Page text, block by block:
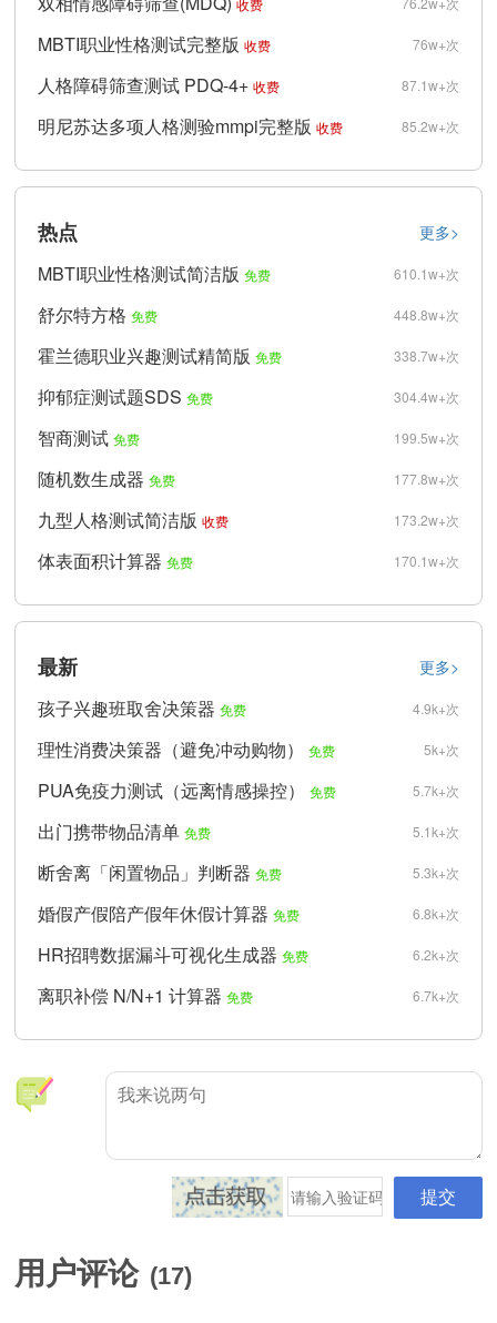
收费
76w+次
MBTI职业性格测试完整版 收费
87.1w+次
人格障碍筛查测试 PDQ-4+ 收费
85.2w+次
明尼苏达多项人格测验mmpi完整版 收费
更多>
热点
610.1w+次
MBTI职业性格测试简洁版 免费
448.8w+次
舒尔特方格 免费
338.7w+次
霍兰德职业兴趣测试精简版 免费
304.4w+次
抑郁症测试题SDS 免费
199.5w+次
智商测试 免费
177.8w+次
随机数生成器 免费
173.2w+次
九型人格测试简洁版 收费
170.1w+次
体表面积计算器 免费
更多>
最新
4.9k+次
孩子兴趣班取舍决策器 免费
5k+次
理性消费决策器（避免冲动购物） 免费
5.7k+次
PUA免疫力测试（远离情感操控） 免费
5.1k+次
出门携带物品清单 免费
5.3k+次
断舍离「闲置物品」判断器 免费
6.8k+次
婚假产假陪产假年休假计算器 免费
6.2k+次
HR招聘数据漏斗可视化生成器 免费
6.7k+次
离职补偿 N/N+1 计算器 免费
用户评论 (17)